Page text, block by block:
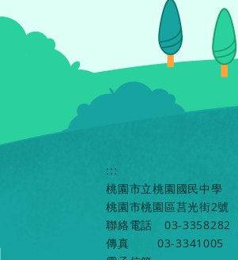
:::
桃園市立桃園國民中學
桃園市桃園區莒光街2號
聯絡電話
03-3358282
傳真
03-3341005